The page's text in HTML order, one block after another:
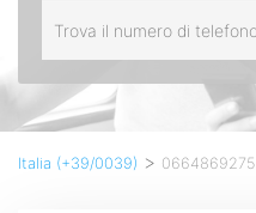
Italia (+39/0039) > 0664869275